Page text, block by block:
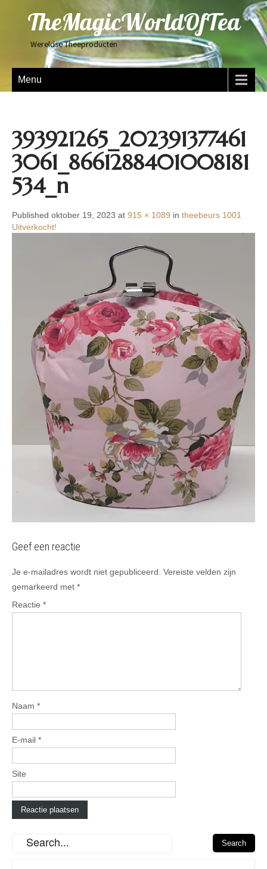
TheMagicWorldOfTea
Wereldse Theeproducten
Menu
393921265_202391377461
3061_8661288401008181
534_n
Published oktober 19, 2023 at 915 × 1089 in theebeurs 1001
Uitverkocht!
Geef een reactie
Je e-mailadres wordt niet gepubliceerd. Vereiste velden zijn
gemarkeerd met *
Reactie *
Naam *
E-mail *
Site